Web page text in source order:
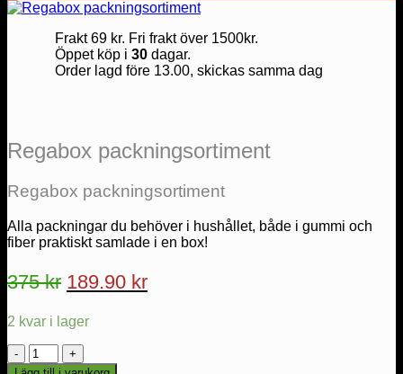
Frakt 69 kr. Fri frakt över 1500kr.
Öppet köp i 30dagar.
Order lagd före 13.00, skickas samma dag
Regabox packningsortiment
Regabox packningsortiment
Alla packningar du behöver i hushållet, både i gummi och
fiber praktiskt samlade i en box!
375kr Det
priset
var:
189.90 krDet
2 kvar i lager
Regabox
packningsortiment